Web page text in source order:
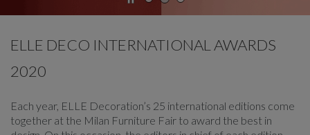
ELLE DECO INTERNATIONAL AWARDS
2020
Each year, ELLE Decoration’s 25 international editions come
together at the Milan Furniture Fair to award the best in